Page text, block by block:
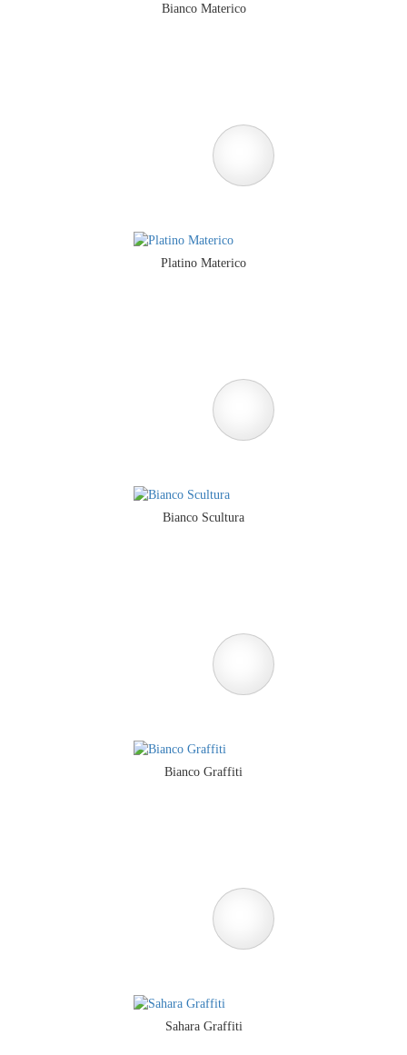
Bianco Materico
Platino Materico
Bianco Scultura
Bianco Graffiti
Sahara Graffiti